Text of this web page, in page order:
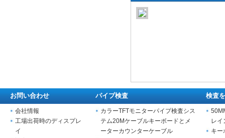
お問い合わせ
会社情報
工場出荷時のディスプレ
イ
パイプ検査
カラーTFTモニターパイプ検査シス
テム20Mケーブルキーボードとメ
ーターカウンターケーブル
検査
レイ
キー